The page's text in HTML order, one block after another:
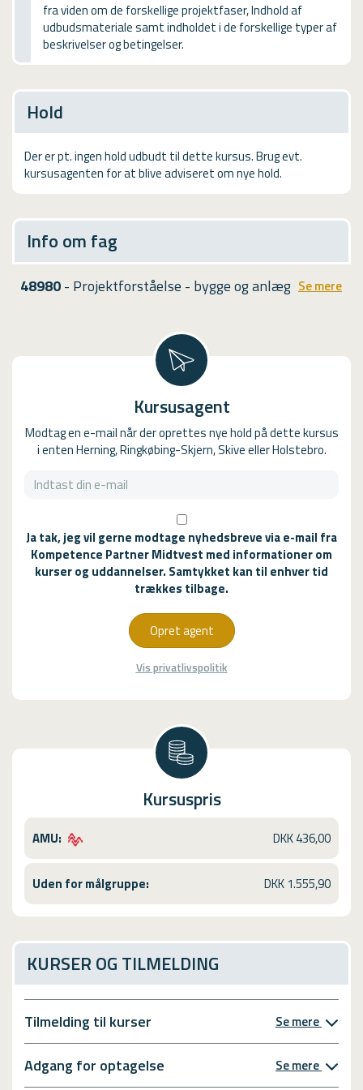
USMA
Videoguides
fra viden om de forskellige projektfaser, Indhold af
udbudsmateriale samt indholdet i de forskellige typer af
beskrivelser og betingelser.
Hold
Der er pt. ingen hold udbudt til dette kursus. Brug evt.
kursusagenten for at blive adviseret om nye hold.
Info om fag
48980- Projektforståelse - bygge og anlæg Se mere
Kursusagent
Modtag en e-mail når der oprettes nye hold på dette kursus
i enten Herning, Ringkøbing-Skjern, Skive eller Holstebro.
Ja tak, jeg vil gerne modtage nyhedsbreve via e-mail fra
Kompetence Partner Midtvest med informationer om
kurser og uddannelser. Samtykket kan til enhver tid
trækkes tilbage.
Opret agent
Vis privatlivspolitik
Kursuspris
AMU: DKK 436,00
Uden for målgruppe: DKK 1.555,90
KURSER OG TILMELDING
Tilmelding til kurser Se mere
Adgang for optagelse Se mere